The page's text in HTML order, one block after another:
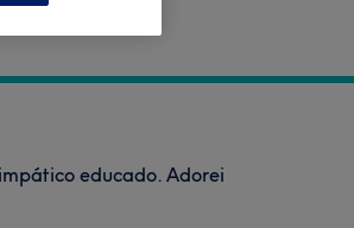
educado. Adorei